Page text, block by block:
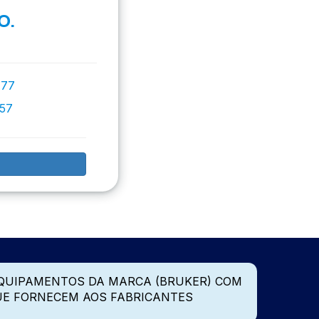
DA MARCA (BRUKER) COM
FORNECEM AOS FABRICANTES